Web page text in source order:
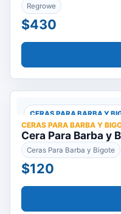
Regrowe
$430
CERAS PARA BARBA Y
CERAS PARA BARBA Y
Cera Para Barba y
Ceras Para Barba y Bigote
$120